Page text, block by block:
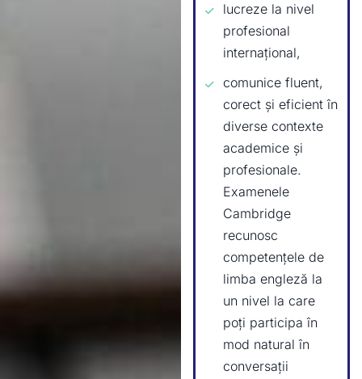
lucreze la nivel
profesional
internațional,
comunice fluent,
corect și eficient în
diverse contexte
academice și
profesionale.
Examenele
Cambridge
recunosc
competențele de
limba engleză la
un nivel la care
poți participa în
mod natural în
conversații